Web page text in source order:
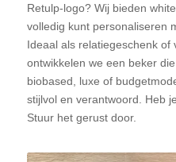
Retulp-logo? Wij bieden
volledig kunt personaliseren
Ideaal als relatiegeschenk of
ontwikkelen we een beker
biobased, luxe of
stijlvol en verantwoord. Heb
Stuur het gerust door.